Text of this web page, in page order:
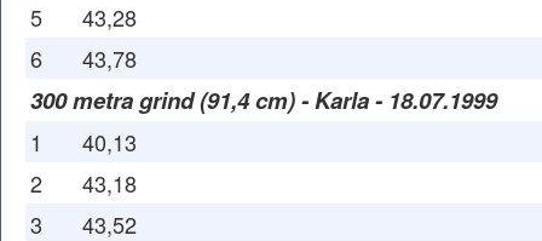
5
43,28
6
43,78
300 metra grind (91,4 cm) - Karla - 18.07.1999
1
40,13
2
43,18
3
43,52